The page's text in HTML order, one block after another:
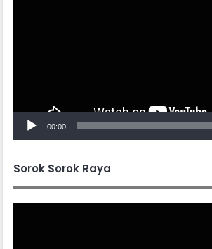
00:00
Sorok Sorok Raya